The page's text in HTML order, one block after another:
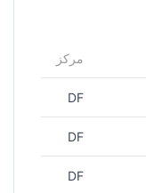
مركز
DF
DF
DF